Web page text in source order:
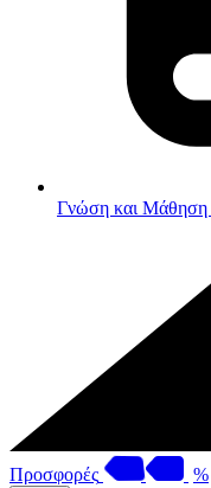
Γνώση και Μάθηση
Προσφορές %